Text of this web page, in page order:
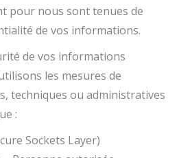
pour nous sont tenues de
de vos informations.
de vos informations
les mesures de
techniques ou administratives
:
Sockets Layer)